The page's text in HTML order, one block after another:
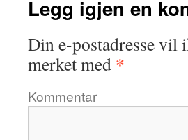
Legg igjen en
Din e-postadresse vil
merket med *
Kommentar